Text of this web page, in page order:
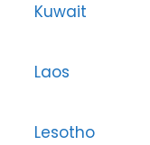
Kuwait
Laos
Lesotho